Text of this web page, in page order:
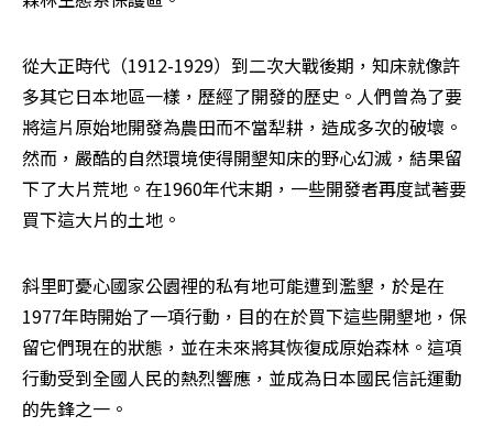
從大正時代（1912-1929）到二次大戰後期，知床就像許
多其它日本地區一樣，歷經了開發的歷史。人們曾為了要
將這片原始地開發為農田而不當犁耕，造成多次的破壞。
然而，嚴酷的自然環境使得開墾知床的野心幻滅，結果留
下了大片荒地。在1960年代末期，一些開發者再度試著要
買下這大片的土地。
斜里町憂心國家公園裡的私有地可能遭到濫墾，於是在
1977年時開始了一項行動，目的在於買下這些開墾地，保
留它們現在的狀態，並在未來將其恢復成原始森林。這項
行動受到全國人民的熱烈響應，並成為日本國民信託運動
的先鋒之一。